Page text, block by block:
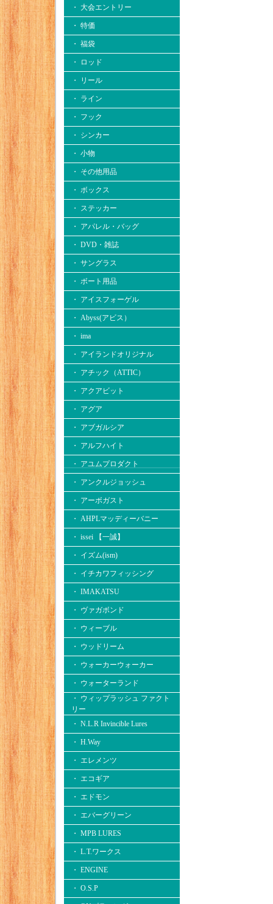
・ 大会エントリー
・ 特価
・ 福袋
・ ロッド
・ リール
・ ライン
・ フック
・ シンカー
・ 小物
・ その他用品
・ ボックス
・ ステッカー
・ アパレル・バッグ
・ DVD・雑誌
・ サングラス
・ ボート用品
・ アイスフォーゲル
・ Abyss(アビス）
・ ima
・ アイランドオリジナル
・ アチック（ATTIC）
・ アクアビット
・ アグア
・ アブガルシア
・ アルフハイト
・ アユムプロダクト
・ アンクルジョッシュ
・ アーボガスト
・ AHPLマッディーバニー
・ issei 【一誠】
・ イズム(ism)
・ イチカワフィッシング
・ IMAKATSU
・ ヴァガボンド
・ ウィーブル
・ ウッドリーム
・ ウォーカーウォーカー
・ ウォーターランド
・ ウィップラッシュ ファクト
リー
・ N.L.R Invincible Lures
・ H.Way
・ エレメンツ
・ エコギア
・ エドモン
・ エバーグリーン
・ MPB LURES
・ L.T.ワークス
・ ENGINE
・ O.S.P